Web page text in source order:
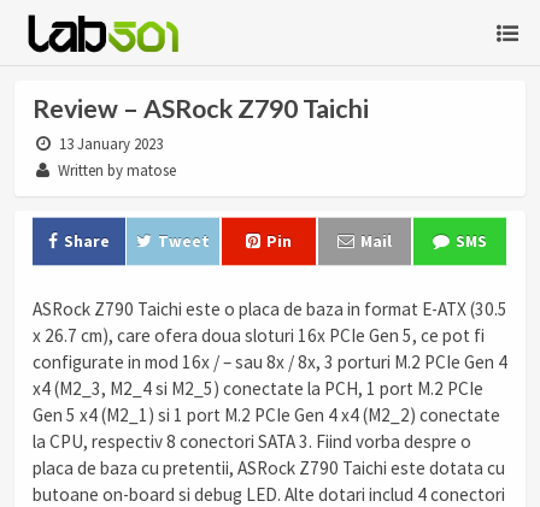
Review – ASRock Z790 Taichi
13 January 2023
Written by matose
Share Tweet Pin Mail SMS
ASRock Z790 Taichi este o placa de baza in format E-ATX (30.5
x 26.7 cm), care ofera doua sloturi 16x PCIe Gen 5, ce pot fi
configurate in mod 16x / – sau 8x / 8x, 3 porturi M.2 PCIe Gen 4
x4 (M2_3, M2_4 si M2_5) conectate la PCH, 1 port M.2 PCIe
Gen 5 x4 (M2_1) si 1 port M.2 PCIe Gen 4 x4 (M2_2) conectate
la CPU, respectiv 8 conectori SATA 3. Fiind vorba despre o
placa de baza cu pretentii, ASRock Z790 Taichi este dotata cu
butoane on-board si debug LED. Alte dotari includ 4 conectori